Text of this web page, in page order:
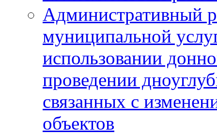
Административный
муниципальной
использовании
проведении
связанных с
объектов